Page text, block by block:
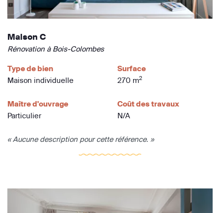
Maison C
Rénovation à Bois-Colombes
Type de bien
Maison individuelle
Surface
270 m2
Maître d'ouvrage
Particulier
Coût des travaux
N/A
« Aucune description pour cette référence. »